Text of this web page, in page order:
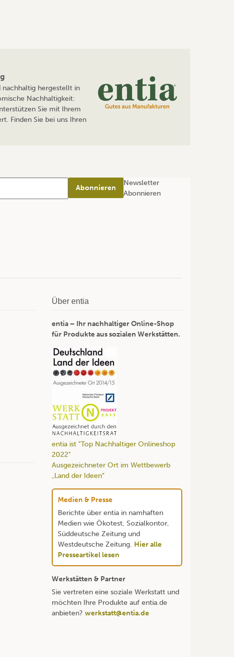
hergestellt in
Nachhaltigkeit:
Sie mit Ihrem
Finden Sie bei uns Ihren
Abonnieren
Newsletter
Abonnieren
Über entia
entia – Ihr nachhaltiger Online-Shop
für Produkte aus sozialen Werkstätten.
entia ist "Top Nachhaltiger Onlineshop
2022"
Ausgezeichneter Ort im Wettbewerb
„Land der Ideen“
Medien & Presse
Berichte über entia in namhaften
Medien wie Ökotest, Sozialkontor,
Süddeutsche Zeitung und
Westdeutsche Zeitung. Hier alle
Presseartikel lesen
Werkstätten & Partner
Sie vertreten eine soziale Werkstatt und
möchten Ihre Produkte auf entia.de
anbieten? werkstatt@entia.de